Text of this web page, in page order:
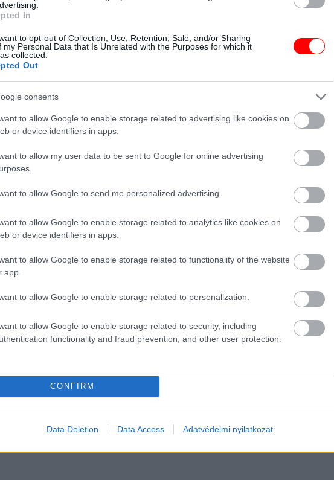
In
to opt-out of Collection, Use, Retention, Sale, and/or Sharing
my Personal Data that Is Unrelated with the Purposes for which it
collected.
Out
consents
to allow Google to enable storage related to advertising like cookies on
or device identifiers in apps.
to allow my user data to be sent to Google for online advertising
to allow Google to send me personalized advertising.
to allow Google to enable storage related to analytics like cookies on
or device identifiers in apps.
to allow Google to enable storage related to functionality of the website
app.
to allow Google to enable storage related to personalization.
to allow Google to enable storage related to security, including
functionality and fraud prevention, and other user protection.
CONFIRM
Data Deletion Data Access Adatvédelmi nyilatkozat
jelenik meg
ÉRDEKESSÉGEK
15 dolog, ami utalhat egy nő
megelőzési tippek: 3
szokás evés után
3 4 5 6 7